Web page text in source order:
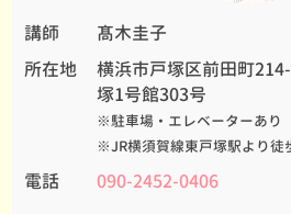
講師
髙木圭子
所在地
横浜市戸塚区前田町
塚1号館303号
※駐車場・エレベーターあり
※JR横須賀線東戸塚駅より徒
電話 090-2452-0406